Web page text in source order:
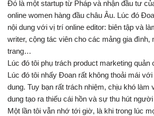
Đó là một startup từ Pháp và nhận đầu tư
online women hàng đầu châu Âu. Lúc đó
nội dung với vị trí online editor: biên tập và
writer, cộng tác viên cho các mảng gia đình,
trang…
Lúc đó tôi phụ trách product marketing quản
Lúc đó tôi nhấy Đoan rất không thoải mái
dung. Tuy bạn rất trách nhiệm, chịu khó làm
dung tạo ra thiếu cái hồn và sự thu hút
Một lần tôi vẫn nhớ tới giờ, là khi trong lúc